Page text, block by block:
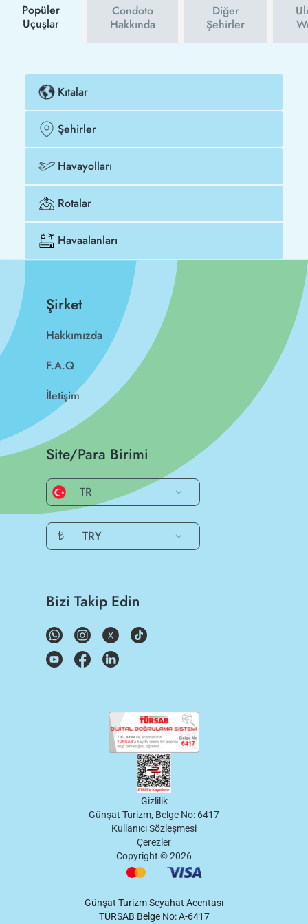
Popüler
Uçuşlar
Condoto
Hakkında
Diğer
Şehirler
Kıtalar
Şehirler
Havayolları
Rotalar
Havaalanları
Şirket
Hakkımızda
F.A.Q
İletişim
Site/Para Birimi
TR
₺ TRY
Bizi Takip Edin
Gizlilik
Günşat Turizm, Belge No: 6417
Kullanıcı Sözleşmesi
Çerezler
Copyright ©2026
Günşat Turizm Seyahat Acentası
TÜRSAB Belge No: A-6417